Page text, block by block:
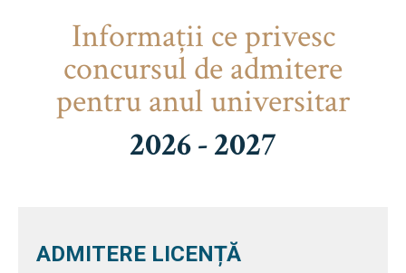
Informaţii ce privesc
concursul de admitere
pentru anul universitar
2026 - 2027
ADMITERE LICENȚĂ